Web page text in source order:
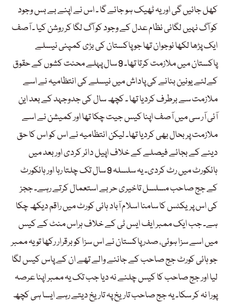
کھل جائیں گی اور یہ ٹھیک ہو جائے گا ۔ اس نے اپنے بے بس وجود
کو آگ نہیں لگائی نظام عدل کے وجود کو آگ لگا کر روشن کیا ۔ آصف
ایک پڑھا لکھا نوجوان تھا جو پاکستان کی بڑی کمپنی نیسلے
پاکستان میں ملازمت کرتا تھا۔ 9 سال پہلے محنت کشوں کے حقوق
کےلئے یونین بنانے کی پاداش میں نیسلے کی انتظامیہ نے اسے
ملازمت سے برطرف کردیا تھا ۔ کچھ سال کی جدوجہد کے بعد این
آئی آر سی میں آصف اپنا کیس جیت چکا تھا اور کمیشن نے اسے
ملازمت پر بحال بھی کردیا تھا۔ لیکن انتظامیہ نے اس کو اس کا حق
دینے کے بجائے فیصلے کے خلاف اپیل دائر کردی اور بعد میں
ہائکورٹ میں رٹ کردی۔ یہ سلسلہ 9 سال تک چلتا رہا اور ہائکورٹ
کے جج صاحب مسلسل تاخیری حربے استعمال کرتے رہے۔ ججز
کی اس پریکٹس کا سامنا اسلام آباد ہائی کورٹ میں راقم دیکھ چکا
ہے۔ جب ایک ممبر ایف ایس ٹی کے خلاف ہراس منٹ کے کیس
میں اسے سزا ہوئی، صدر پاکستان نے اس سزا کو برقرار رکھا تو یہ ممبر
جو ہائی کورٹ جج صاحب کے جاننے والے تھے ان کے پاس کیس لگا
لیا اور جج صاحب کا کیس چلنے نہ دیا جب تک یہ ممبر اپنا عرصہ
پورا نہ کر سکا۔ یہ جج صاحب تاریخ پہ تاریخ دیتے رہے ایسا ہی کچھ